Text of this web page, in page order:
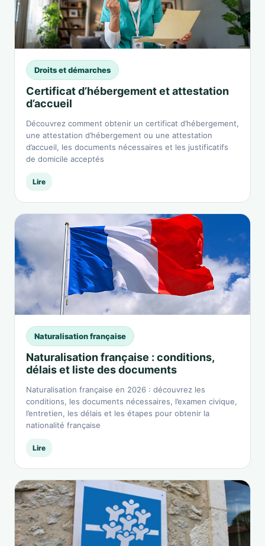
Droits et démarches
Certificat d’hébergement et attestation
d’accueil
Découvrez comment obtenir un certificat d’hébergement,
une attestation d’hébergement ou une attestation
d’accueil, les documents nécessaires et les justificatifs
de domicile acceptés
Lire
Naturalisation française
Naturalisation française : conditions,
délais et liste des documents
Naturalisation française en 2026 : découvrez les
conditions, les documents nécessaires, l’examen civique,
l’entretien, les délais et les étapes pour obtenir la
nationalité française
Lire